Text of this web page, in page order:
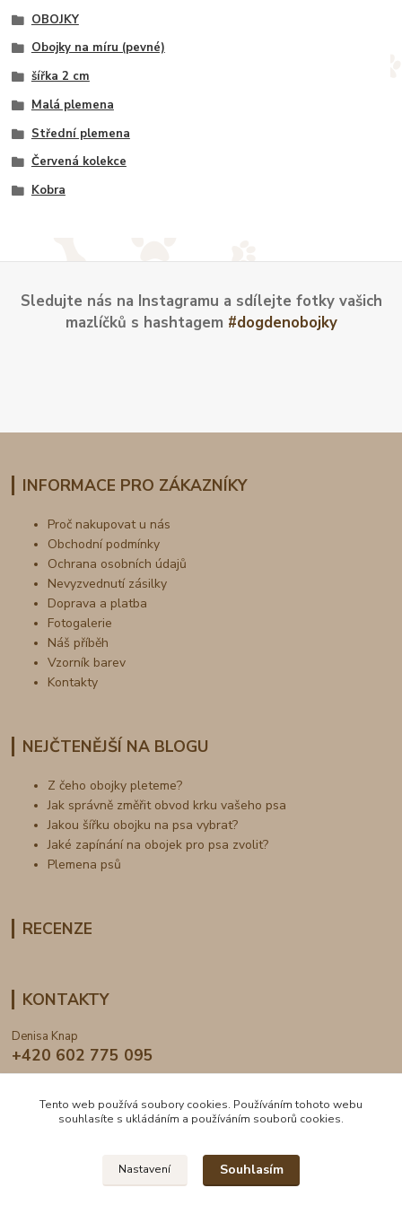
OBOJKY
Obojky na míru (pevné)
šířka 2 cm
Malá plemena
Střední plemena
Červená kolekce
Kobra
Sledujte nás na Instagramu a sdílejte fotky vašich
mazlíčků s hashtagem #dogdenobojky
INFORMACE PRO ZÁKAZNÍKY
Proč nakupovat u nás
Obchodní podmínky
Ochrana osobních údajů
Nevyzvednutí zásilky
Doprava a platba
Fotogalerie
Náš příběh
Vzorník barev
Kontakty
NEJČTENĚJŠÍ NA BLOGU
Z čeho obojky pleteme?
Jak správně změřit obvod krku vašeho psa
Jakou šířku obojku na psa vybrat?
Jaké zapínání na obojek pro psa zvolit?
Plemena psů
RECENZE
KONTAKTY
Denisa Knap
+420 602 775 095
Tento web používá soubory cookies. Používáním tohoto webu
souhlasíte s ukládáním a používáním souborů cookies.
Nastavení Souhlasím